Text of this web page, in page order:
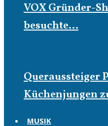
VOX Gründer-
besuchte…
Queraussteiger
Küchenjungen
MUSIK